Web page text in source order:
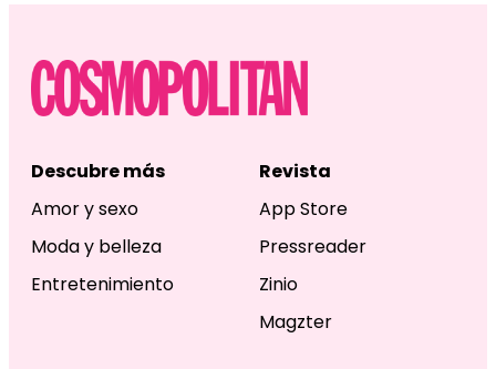
Descubre más
Amor y sexo
Moda y belleza
Entretenimiento
Revista
App Store
Pressreader
Zinio
Magzter